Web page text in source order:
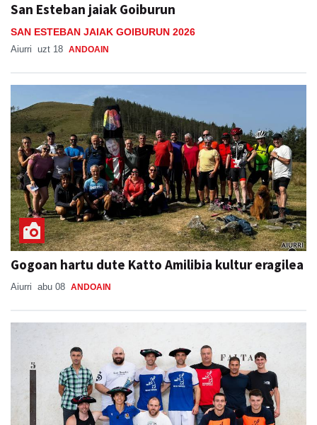
San Esteban jaiak Goiburun
SAN ESTEBAN JAIAK GOIBURUN 2026
Aiurri uzt 18 ANDOAIN
Gogoan hartu dute Katto Amilibia kultur eragilea
Aiurri abu 08 ANDOAIN